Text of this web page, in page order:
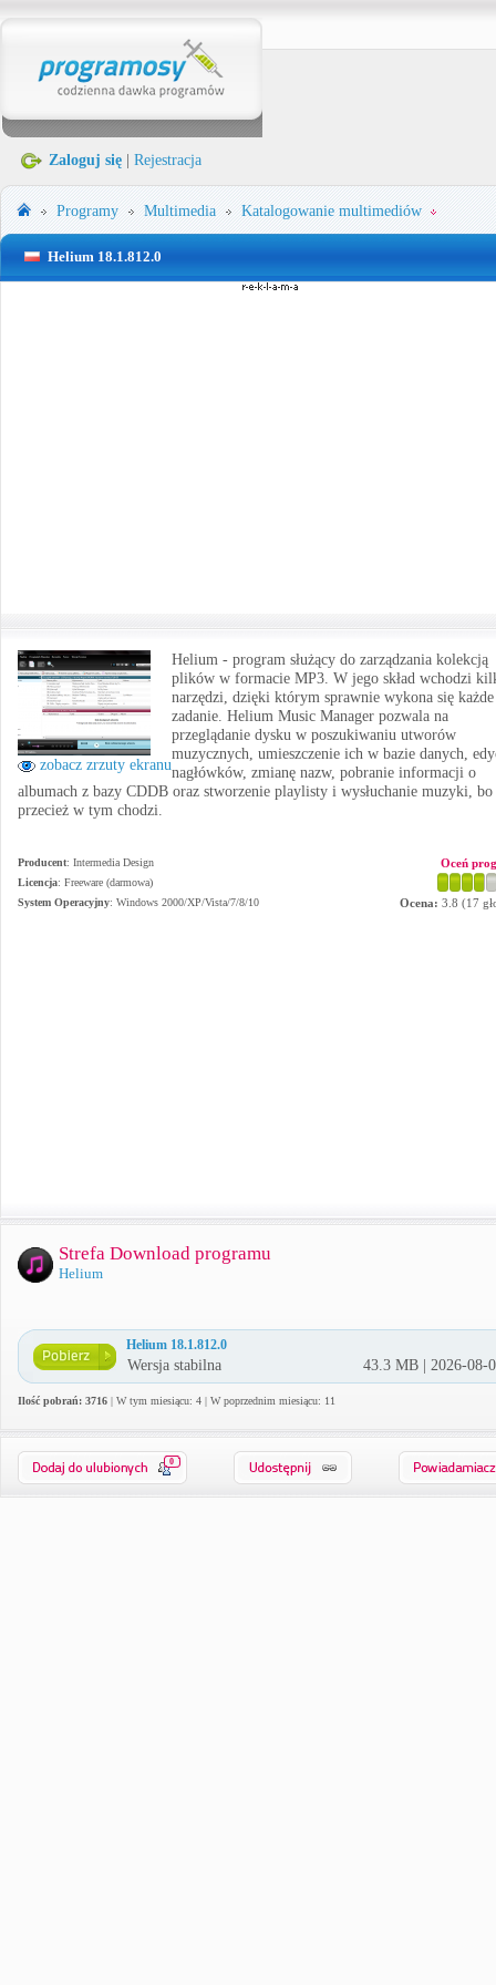
Zaloguj się Rejestracja
Programy Multimedia Katalogowanie multimediów
Helium 18.1.812.0
zobacz zrzuty ekranu
Helium - program służący do zarządzania kolekcją
plików w formacie MP3. W jego skład wchodzi
narzędzi, dzięki którym sprawnie wykona się każde
zadanie. Helium Music Manager pozwala na
przeglądanie dysku w poszukiwaniu utworów
muzycznych, umieszczenie ich w bazie danych,
nagłówków, zmianę nazw, pobranie informacji o
albumach z bazy CDDB oraz stworzenie playlisty i wysłuchanie muzyki,
przecież w tym chodzi.
Producent: Intermedia Design
Licencja: Freeware (darmowa)
System Operacyjny: Windows 2000/XP/Vista/7/8/10
Oceń
Ocena: 3.8 (17
Strefa Download programu
Helium
Helium 18.1.812.0
Wersja stabilna 43.3 MB | 2026-08-
Ilość pobrań: 3716 | W tym miesiącu: 4 | W poprzednim miesiącu: 11
0